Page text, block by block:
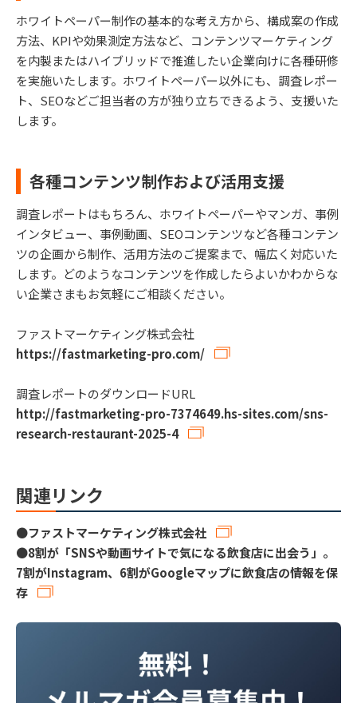
ホワイトペーパー制作の基本的な考え方から、構成案の作成
方法、KPIや効果測定方法など、コンテンツマーケティング
を内製またはハイブリッドで推進したい企業向けに各種研修
を実施いたします。ホワイトペーパー以外にも、調査レポー
ト、SEOなどご担当者の方が独り立ちできるよう、支援いた
します。
各種コンテンツ制作および活用支援
調査レポートはもちろん、ホワイトペーパーやマンガ、事例
インタビュー、事例動画、SEOコンテンツなど各種コンテン
ツの企画から制作、活用方法のご提案まで、幅広く対応いた
します。どのようなコンテンツを作成したらよいかわからな
い企業さまもお気軽にご相談ください。
ファストマーケティング株式会社
https://fastmarketing-pro.com/
調査レポートのダウンロードURL
http://fastmarketing-pro-7374649.hs-sites.com/sns-
research-restaurant-2025-4
関連リンク
●ファストマーケティング株式会社
●8割が「SNSや動画サイトで気になる飲食店に出会う」。
7割がInstagram、6割がGoogleマップに飲食店の情報を保
存